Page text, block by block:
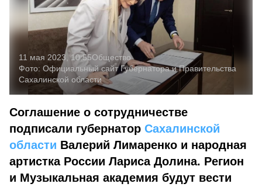
11 мая 2023, 10:55Общество
Фото: Официальный сайт Губернатора и Правительства
Сахалинской области
Соглашение о сотрудничестве
подписали губернатор Сахалинской
области Валерий Лимаренко и народная
артистка России Лариса Долина. Регион
и Музыкальная академия будут вести